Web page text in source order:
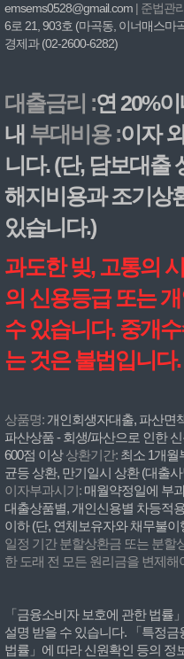
emsems0528@gmail.com | 준법관
6로 21, 903호 (마곡동, 이너매스마
경제과 (02-2600-6282)
대출금리 :연 20%이
내 부대비용 :이자
니다. (단, 담보대출
해지비용과 조기상
있습니다.)
과도한 빚, 고통의
의 신용등급 또는
수 있습니다. 중개
는 것은 불법입니다.
상품명: 개인회생자대출, 파산면
파산상품 - 회생/파산으로 인한
600점 이상상환기간: 최소 1개월
균등 상환, 만기일시 상환 (대출
이자부과시기: 매월약정일에 부
대출상품별, 개인신용별 차등적
이하 (단, 연체보유자와 채무불이
일정 기간 분할상환금 또는 분할
한 도래 전 모든 원리금을 변제
「금융소비자 보호에 관한 법률
설명 받을 수 있습니다. 「특정
법률」에 따라 신원확인 등의 정